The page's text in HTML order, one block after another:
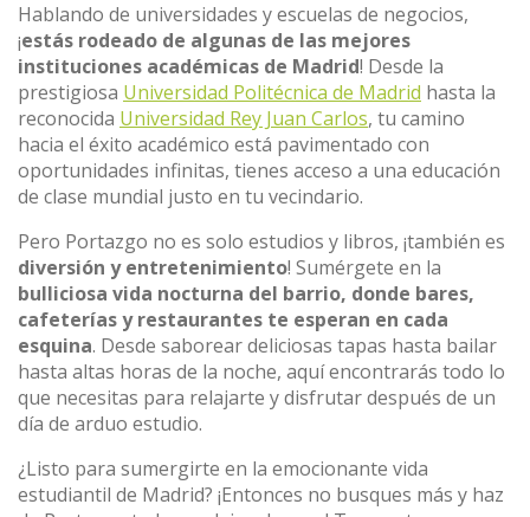
Hablando de universidades y escuelas de negocios,
¡estás rodeado de algunas de las mejores
instituciones académicas de Madrid! Desde la
prestigiosa Universidad Politécnica de Madrid hasta la
reconocida Universidad Rey Juan Carlos, tu camino
hacia el éxito académico está pavimentado con
oportunidades infinitas, tienes acceso a una educación
de clase mundial justo en tu vecindario.
Pero Portazgo no es solo estudios y libros, ¡también es
diversión y entretenimiento! Sumérgete en la
bulliciosa vida nocturna del barrio, donde bares,
cafeterías y restaurantes te esperan en cada
esquina. Desde saborear deliciosas tapas hasta bailar
hasta altas horas de la noche, aquí encontrarás todo lo
que necesitas para relajarte y disfrutar después de un
día de arduo estudio.
¿Listo para sumergirte en la emocionante vida
estudiantil de Madrid? ¡Entonces no busques más y haz